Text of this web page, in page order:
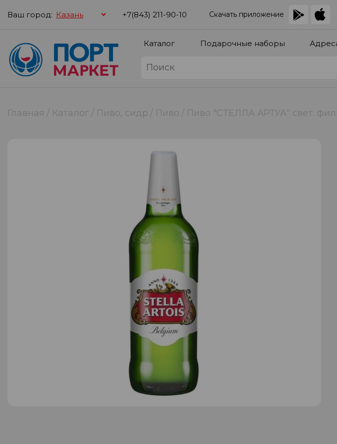
Ваш город: +7(843) 211-90-10 Скачать приложение
Каталог Подарочные наборы
Главная Каталог Пиво, сидр Пиво Пиво "СТЕЛЛА АРТУА" свет.